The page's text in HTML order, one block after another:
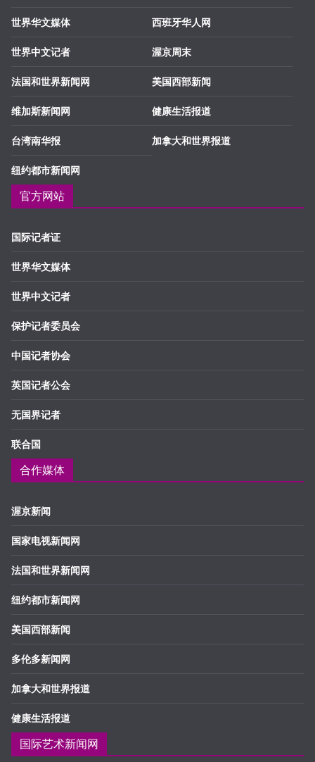
世界华文媒体
世界中文记者
法国和世界新闻网
维加斯新闻网
台湾南华报
纽约都市新闻网
西班牙华人网
渥京周末
美国西部新闻
健康生活报道
加拿大和世界报道
官方网站
国际记者证
世界华文媒体
世界中文记者
保护记者委员会
中国记者协会
英国记者公会
无国界记者
联合国
合作媒体
渥京新闻
国家电视新闻网
法国和世界新闻网
纽约都市新闻网
美国西部新闻
多伦多新闻网
加拿大和世界报道
健康生活报道
国际艺术新闻网